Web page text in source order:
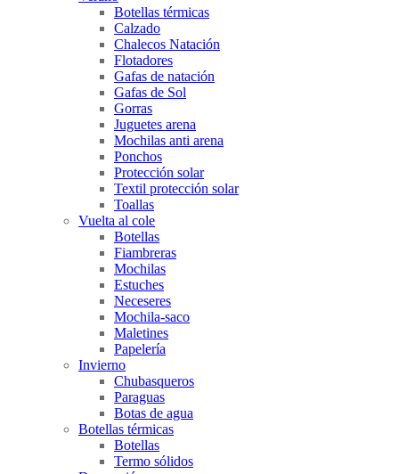
Botellas térmicas
Calzado
Chalecos Natación
Flotadores
Gafas de natación
Gafas de Sol
Gorras
Juguetes arena
Mochilas anti arena
Ponchos
Protección solar
Textil protección solar
Toallas
Vuelta al cole
Botellas
Fiambreras
Mochilas
Estuches
Neceseres
Mochila-saco
Maletines
Papelería
Invierno
Chubasqueros
Paraguas
Botas de agua
Botellas térmicas
Botellas
Termo sólidos